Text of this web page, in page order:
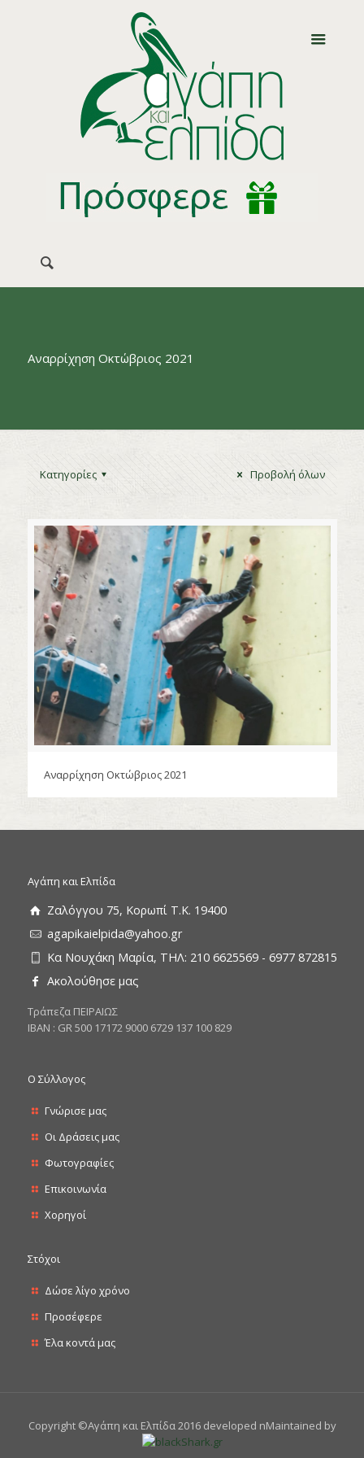
Αναρρίχηση Οκτώβριος 2021
Κατηγορίες Προβολή όλων
Αναρρίχηση Οκτώβριος 2021
Αγάπη και Ελπίδα
Ζαλόγγου 75, Κορωπί Τ.Κ. 19400
agapikaielpida@yahoo.gr
Κα Νουχάκη Μαρία, ΤΗΛ: 210 6625569 - 6977 872815
Ακολούθησε μας
Tράπεζα ΠΕΙΡΑΙΩΣ
ΙΒΑΝ : GR 500 17172 9000 6729 137 100 829
Ο Σύλλογος
Γνώρισε μας
Οι Δράσεις μας
Φωτογραφίες
Επικοινωνία
Χορηγοί
Στόχοι
Δώσε λίγο χρόνο
Προσέφερε
Έλα κοντά μας
Copyright ©Αγάπη και Ελπίδα 2016 developed nMaintained by